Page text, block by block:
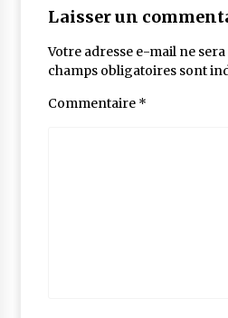
Laisser un
Votre adresse e-mail ne sera
champs obligatoires sont
Commentaire *